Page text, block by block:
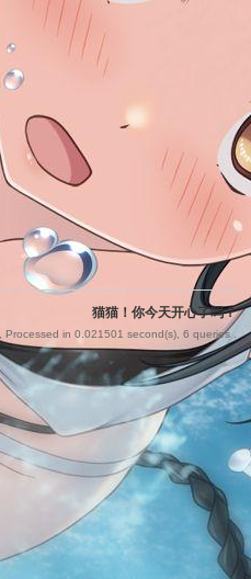
猫猫！你今天开心了吗？
, Processed in 0.021501 second(s), 6 queries .